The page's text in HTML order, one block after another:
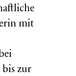
mit
bis zur